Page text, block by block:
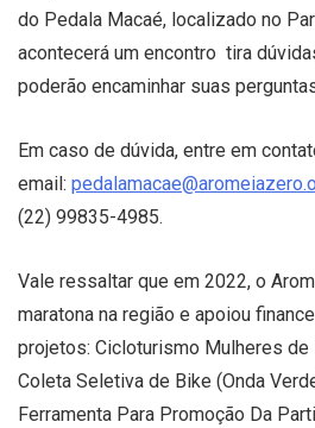
do Pedala Macaé, localizado no
acontecerá um encontro tira
poderão encaminhar suas
Em caso de dúvida, entre em
email:
(22) 99835-4985.
Vale ressaltar que em 2022, o
maratona na região e apoiou
projetos: Cicloturismo Mulheres de
Coleta Seletiva de Bike (Onda
Ferramenta Para Promoção Da